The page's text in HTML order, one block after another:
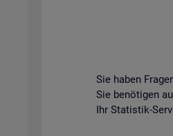
Sie haben
Sie be­nö­ti­gen
Ihr Sta­tis­tik-